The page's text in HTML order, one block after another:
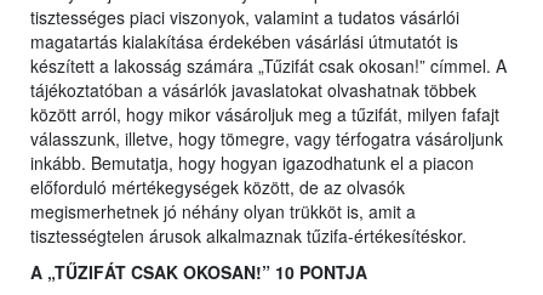
tisztességes piaci viszonyok, valamint a tudatos vásárlói
magatartás kialakítása érdekében vásárlási útmutatót is
készített a lakosság számára „Tűzifát csak okosan!” címmel. A
tájékoztatóban a vásárlók javaslatokat olvashatnak többek
között arról, hogy mikor vásároljuk meg a tűzifát, milyen fafajt
válasszunk, illetve, hogy tömegre, vagy térfogatra vásároljunk
inkább. Bemutatja, hogy hogyan igazodhatunk el a piacon
előforduló mértékegységek között, de az olvasók
megismerhetnek jó néhány olyan trükköt is, amit a
tisztességtelen árusok alkalmaznak tűzifa-értékesítéskor.
A „TŰZIFÁT CSAK OKOSAN!” 10 PONTJA